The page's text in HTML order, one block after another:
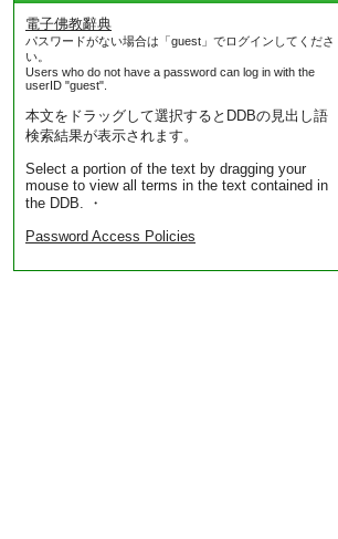
電子佛教辭典
パスワードがない場合は「guest」でログインしてくださ
い。
Users who do not have a password can log in with the
userID "guest".
本文をドラッグして選択するとDDBの見出し語
検索結果が表示されます。
Select a portion of the text by dragging your
mouse to view all terms in the text contained in
the DDB. ・
Password Access Policies